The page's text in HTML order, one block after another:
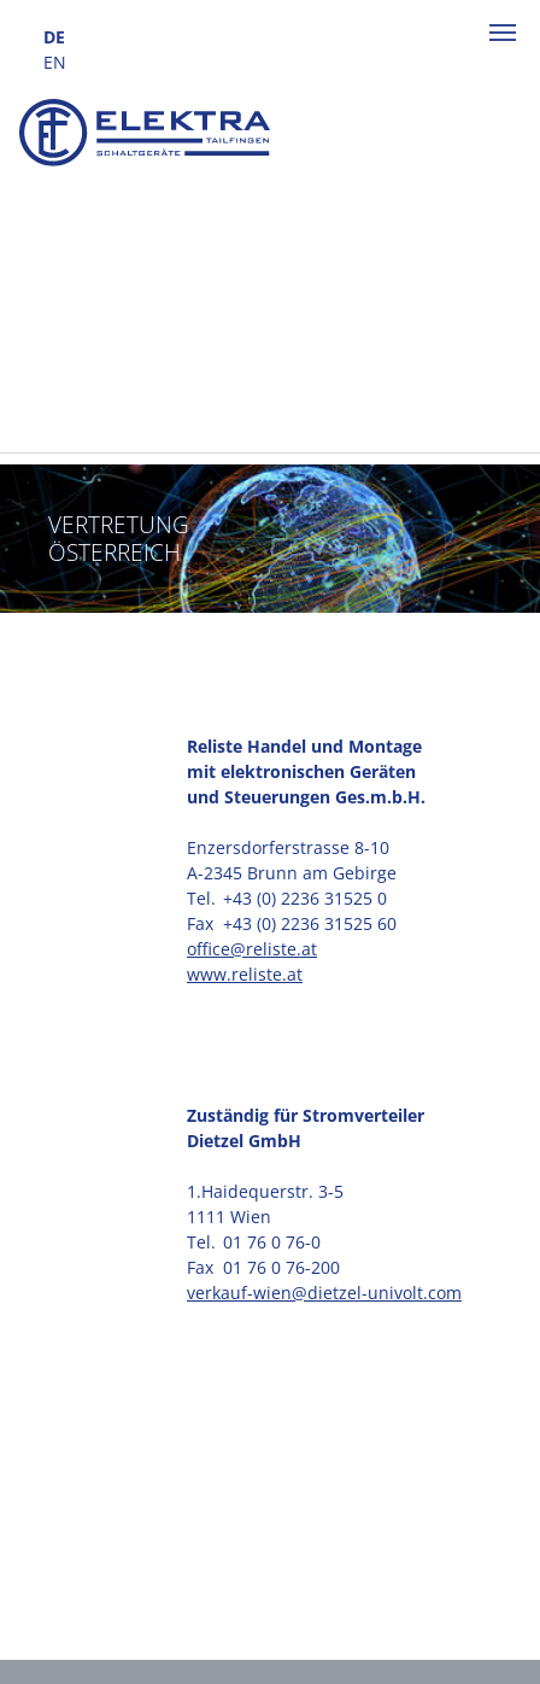
DE
EN
VERTRETUNG
ÖSTERREICH
Reliste Handel und Montage
mit elektronischen Geräten
und Steuerungen Ges.m.b.H.
Enzersdorferstrasse 8-10
A-2345 Brunn am Gebirge
Tel. +43 (0) 2236 31525 0
Fax +43 (0) 2236 31525 60
office@reliste.at
www.reliste.at
Zuständig für Stromverteiler
Dietzel GmbH
1.Haidequerstr. 3-5
1111 Wien
Tel. 01 76 0 76-0
Fax 01 76 0 76-200
verkauf-wien@dietzel-univolt.com